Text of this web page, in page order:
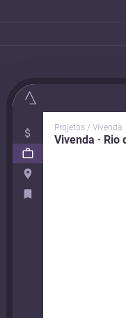
Projetos / Vivenda
Vivenda · Rio